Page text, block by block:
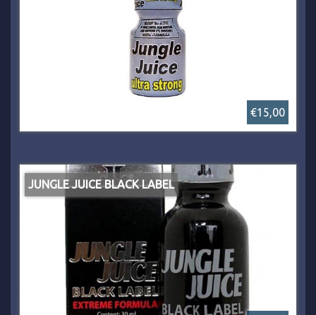
€15,00
JUNGLE JUICE BLACK LABEL